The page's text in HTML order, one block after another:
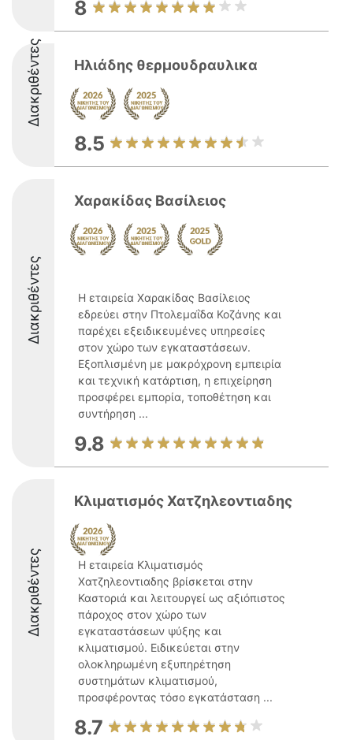
8
Διακριθέντες Ηλιάδης θερμουδραυλικα
8.5
Διακριθέντες
Χαρακίδας Βασίλειος
Η εταιρεία Χαρακίδας Βασίλειος
εδρεύει στην Πτολεμαΐδα Κοζάνης και
παρέχει εξειδικευμένες υπηρεσίες
στον χώρο των εγκαταστάσεων.
Εξοπλισμένη με μακρόχρονη εμπειρία
και τεχνική κατάρτιση, η επιχείρηση
προσφέρει εμπορία, τοποθέτηση και
συντήρηση ...
9.8
Διακριθέντες
Κλιματισμός Χατζηλεοντιαδης
Η εταιρεία Κλιματισμός
Χατζηλεοντιαδης βρίσκεται στην
Καστοριά και λειτουργεί ως αξιόπιστος
πάροχος στον χώρο των
εγκαταστάσεων ψύξης και
κλιματισμού. Ειδικεύεται στην
ολοκληρωμένη εξυπηρέτηση
συστημάτων κλιματισμού,
προσφέροντας τόσο εγκατάσταση ...
8.7